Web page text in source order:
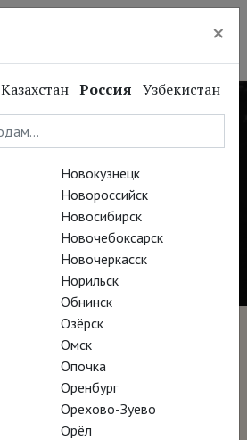
Стилл
Деннис Шолль
×
Казахстан Россия Узбекистан
Новокузнецк
Новороссийск
Новосибирск
Новочебоксарск
Новочеркасск
Норильск
Обнинск
Озёрск
Омск
Опочка
Оренбург
Орехово-Зуево
Орёл